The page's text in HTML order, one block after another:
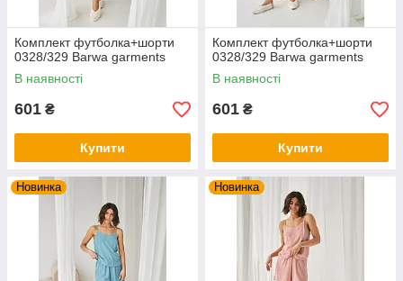
Комплект футболка+шорти
0328/329 Barwa garments
В наявності
601 ₴
Купити
Комплект футболка+шорти
0328/329 Barwa garments
В наявності
601 ₴
Купити
Новинка Новинка